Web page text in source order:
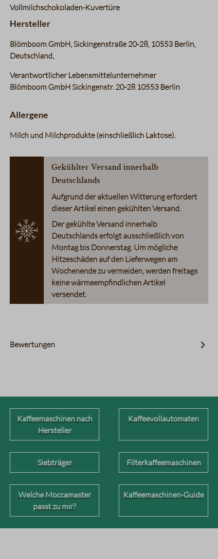
Vollmilchschokoladen-Kuvertüre
Hersteller
Blömboom GmbH, Sickingenstraße 20-28, 10553 Berlin,
Deutschland,
Verantwortlicher Lebensmittelunternehmer
Blömboom GmbH Sickingenstr. 20-28 10553 Berlin
Allergene
Milch und Milchprodukte (einschließlich Laktose)
Gekühlter Versand innerhalb
Deutschlands
Aufgrund der aktuellen Witterung erfordert
dieser Artikel einen gekühlten Versand.
Der gekühlte Versand innerhalb
Deutschlands erfolgt ausschließlich von
Montag bis Donnerstag. Um mögliche
Hitzeschäden auf den Lieferwegen am
Wochenende zu vermeiden, werden freitags
keine wärmeempfindlichen Artikel
versendet.
Bewertungen
Kaffeemaschinen nach
Hersteller
Kaffeevollautomaten
Siebträger Filterkaffeemaschinen
Welche Moccamaster
passt zu mir?
Kaffeemaschinen-Guide